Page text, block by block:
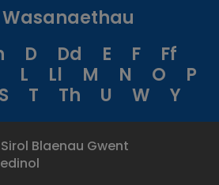
Wasanaethau
D Dd E F
Ff
L Ll M N O
P
S T Th U W Y
Blaenau Gwent